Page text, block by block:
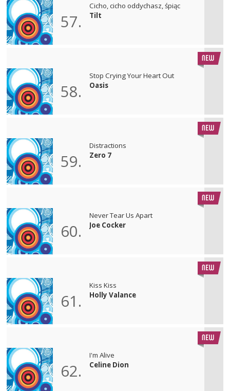
57.
Cicho, cicho oddychasz, śpiąc
Tilt
58.
Stop Crying Your Heart Out
Oasis
59.
Distractions
Zero 7
60.
Never Tear Us Apart
Joe Cocker
61.
Kiss Kiss
Holly Valance
62.
I'm Alive
Celine Dion